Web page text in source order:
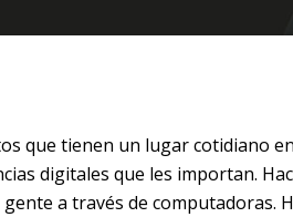
que tienen un lugar cotidiano
digitales que les importan.
a través de computadoras.